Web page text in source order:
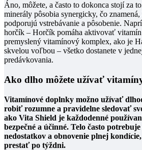
Áno, môžete, a často to dokonca stojí za
minerály pôsobia synergicky, čo
podporujú vstrebávanie a pôsobenie.
horčík – Horčík pomáha aktivovať
premyslený vitamínový komplex, ako je
skvelou voľbou – všetko dostanete v
predávkovania.
Ako dlho môžete užívať
Vitamínové doplnky možno užívať
robiť rozumne a pravidelne sledovať
ako Vita Shield je každodenné
bezpečné a účinné. Telo často
nedostatkov a obnovenie plnej
prestať po týždni.